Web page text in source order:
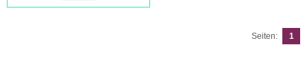
Seiten: 1